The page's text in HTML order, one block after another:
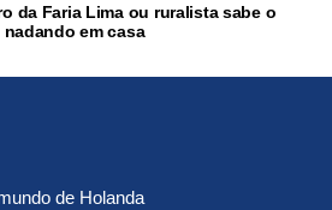
da Faria Lima ou ruralista sabe o
em casa
de Holanda